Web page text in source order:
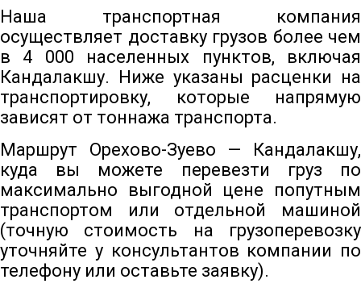
Наша транспортная компания
осуществляет доставку грузов более чем
в 4 000 населенных пунктов, включая
Кандалакшу. Ниже указаны расценки на
транспортировку, которые напрямую
зависят от тоннажа транспорта.
Маршрут Орехово-Зуево — Кандалакшу,
куда вы можете перевезти груз по
максимально выгодной цене попутным
транспортом или отдельной машиной
(точную стоимость на грузоперевозку
уточняйте у консультантов компании по
телефону или оставьте заявку).